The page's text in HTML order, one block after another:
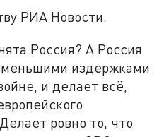
РИА Новости.
Россия? А Россия
издержками
и делает всё,
ровно то, что